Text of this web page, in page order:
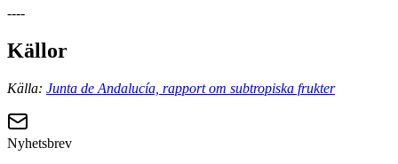
----
Källor
Källa: Junta de Andalucía, rapport om subtropiska frukter
Nyhetsbrev